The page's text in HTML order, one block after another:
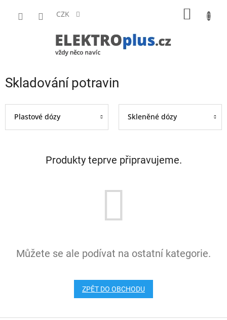
CZK
Skladování potravin
Plastové dózy Skleněné dózy
Produkty teprve připravujeme.
Můžete se ale podívat na ostatní kategorie.
ZPĚT DO OBCHODU